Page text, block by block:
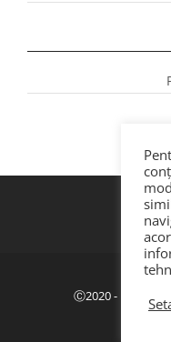
Politica
Ⓒ2020 - ISJ